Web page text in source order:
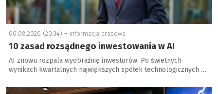
06.08.2026 (20:34) – informacja prasowa
10 zasad rozsądnego inwestowania w AI
AI znowu rozpala wyobraźnię inwestorów. Po świetnych
wynikach kwartalnych największych spółek technologicznych …
a